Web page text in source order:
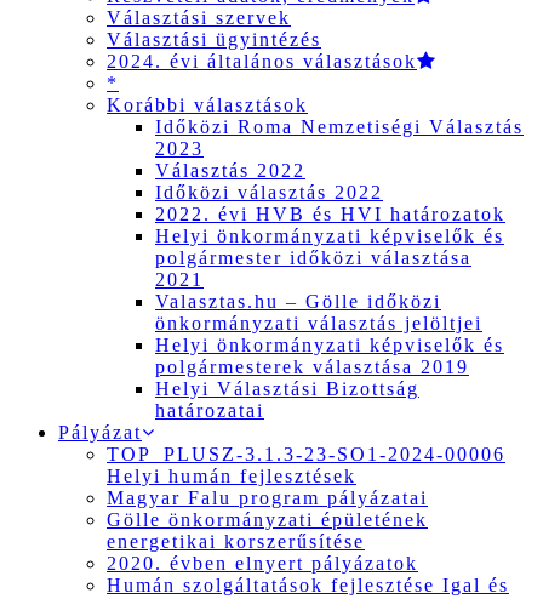
Választási szervek
Választási ügyintézés
2024. évi általános választások
*
Korábbi választások
Időközi Roma Nemzetiségi Választás
2023
Választás 2022
Időközi választás 2022
2022. évi HVB és HVI határozatok
Helyi önkormányzati képviselők és
polgármester időközi választása
2021
Valasztas.hu – Gölle időközi
önkormányzati választás jelöltjei
Helyi önkormányzati képviselők és
polgármesterek választása 2019
Helyi Választási Bizottság
határozatai
Pályázat
TOP_PLUSZ-3.1.3-23-SO1-2024-00006
Helyi humán fejlesztések
Magyar Falu program pályázatai
Gölle önkormányzati épületének
energetikai korszerűsítése
2020. évben elnyert pályázatok
Humán szolgáltatások fejlesztése Igal és